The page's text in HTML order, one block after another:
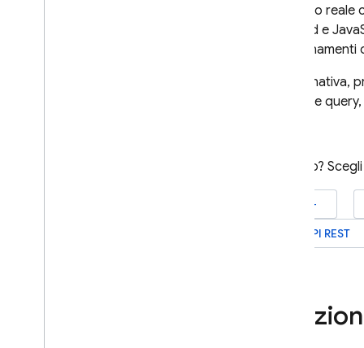
in tempo
Android e
In alternativa,
eseguire
Iniziamo?
iOS+
API REST